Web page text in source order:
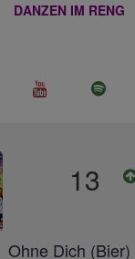
DANZEN IM RENG
13
Ohne Dich (Bier)